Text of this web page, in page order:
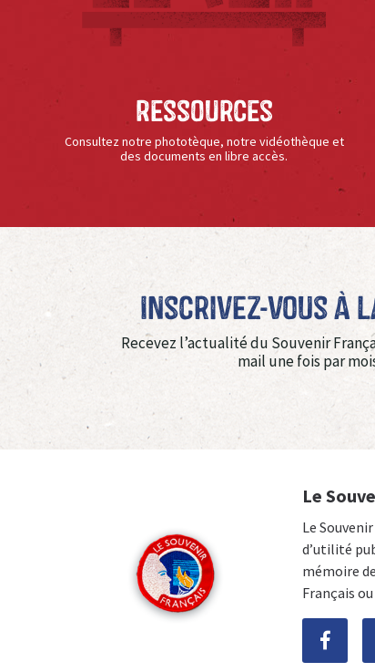
Ressources
Consultez notre phototèque, notre vidéothèque et
des documents en libre accès.
Inscrivez-vous à
Recevez l’actualité du Souvenir
mail une fois par
Le
Le
d’utilité
mémoire
Français